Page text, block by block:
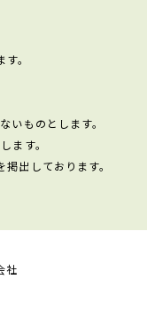
。
いものとします。
ます。
出しております。
社